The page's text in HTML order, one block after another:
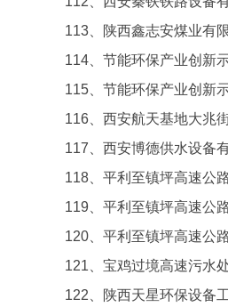
113、陕西鑫志安煤业有
114、节能环保产业创新
115、节能环保产业创新
116、西安航天基地大兆
117、西安博德供水设备
118、平利至镇坪高速公
119、平利至镇坪高速公
120、平利至镇坪高速公
121、宝鸡过境高速污水
122、陕西天星环保设备